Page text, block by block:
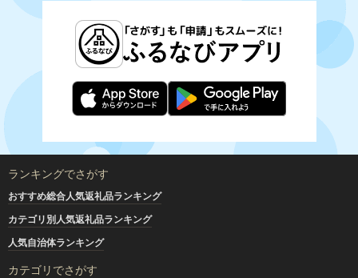
ランキングでさがす
おすすめ総合人気返礼品ランキング
カテゴリ別人気返礼品ランキング
人気自治体ランキング
カテゴリでさがす